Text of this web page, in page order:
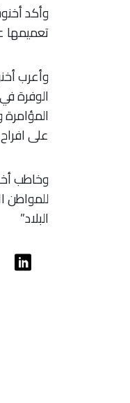
وأكد
تعميمها
وأعرب
الوفرة
على
وخاطب
للمواطن
البلاد”